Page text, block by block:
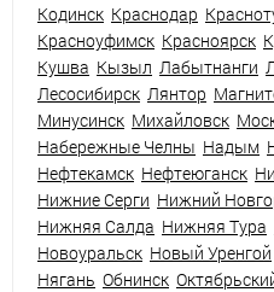
Кодинск Краснодар
Красноуфимск Красноярск
Кушва Кызыл Лабытнанги
Лесосибирск Лянтор
Минусинск Михайловск
Набережные Челны Надым
Нефтекамск Нефтеюганск
Нижние Серги Нижний
Нижняя Салда Нижняя Тура
Новоуральск Новый Уренгой
Нягань Обнинск